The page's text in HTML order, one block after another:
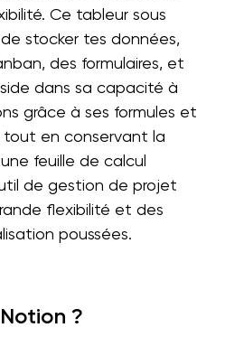
Ce tableur sous
stocker tes données,
des formulaires, et
dans sa capacité à
grâce à ses formules et
en conservant la
feuille de calcul
de gestion de projet
flexibilité et des
poussées.
?